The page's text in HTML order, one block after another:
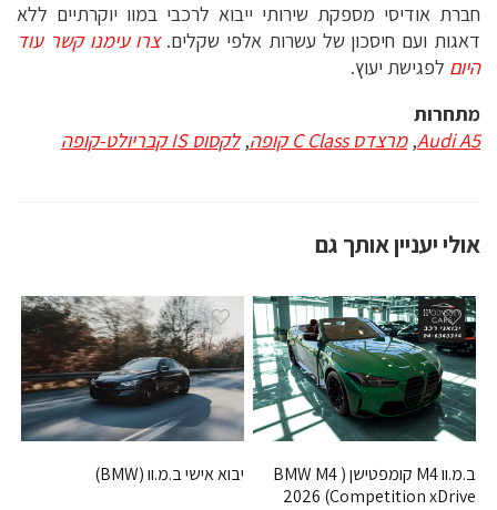
חברת אודיסי מספקת שירותי ייבוא לרכבי במוו יוקרתיים ללא
דאגות ועם חיסכון של עשרות אלפי שקלים.צרו עימנו קשר עוד
היום לפגישת יעוץ.
מתחרות
Audi A5
,מרצדס C Class קופה ,לקסוס IS קבריולט-קופה
אולי יעניין אותך גם
ב.מ.וו M4 קומפטישן ( BMW M4
Competition xDrive) 2026
יבוא אישי ב.מ.וו (BMW)